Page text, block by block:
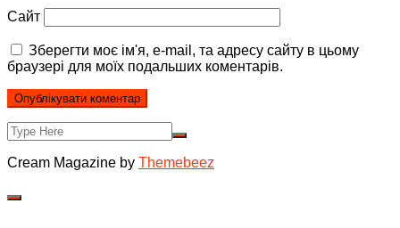
Сайт
Зберегти моє ім'я, e-mail, та адресу сайту в цьому
браузері для моїх подальших коментарів.
Cream Magazine by Themebeez